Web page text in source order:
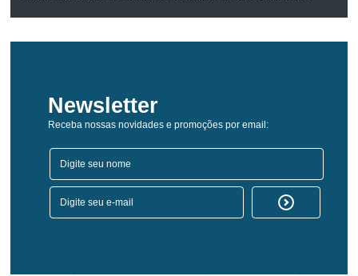
Newsletter
Receba nossas novidades e promoções por email: